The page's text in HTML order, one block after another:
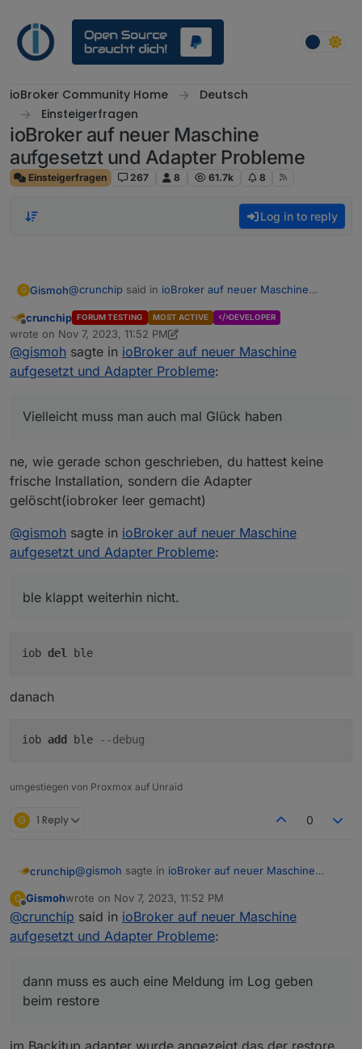
ioBroker Community Home
Deutsch
Einsteigerfragen
ioBroker auf neuer Maschine
aufgesetzt und Adapter Probleme
Einsteigerfragen 267 8 61.7k 8
Log in to reply
G Gismoh@crunchip said in ioBroker auf neuer Maschine
dann wärst du jetzt seit langem der Erste bei dem
es so klappt
zwar noch nicht mit gearbeitet, sieht aber auf dem
ersten Blick für mich ok aus.
Offline
crunchip FORUM TESTING MOST ACTIVE DEVELOPER
wrote on Nov 7, 2023, 11:52 PM
last edited by crunchip Nov 8, 2023, 12:53 AM
@gismoh sagte in ioBroker auf neuer Maschine
aufgesetzt und Adapter Probleme:
Vielleicht muss man auch mal Glück haben
ne, wie gerade schon geschrieben, du hattest keine
frische Installation, sondern die Adapter
gelöscht(iobroker leer gemacht)
@gismoh sagte in ioBroker auf neuer Maschine
aufgesetzt und Adapter Probleme:
ble klappt weiterhin nicht.
iob del ble
danach
iob add ble --debug
umgestiegen von Proxmox auf Unraid
G 1 Reply 0
crunchip@gismoh sagte in ioBroker auf neuer Maschine
Vis, siehe oben - hat geklappt.
@gismohsagte in ioBroker auf neuer Maschine
aufgesetzt und Adapter Probleme
G Gismohwrote on Nov 7, 2023, 11:52 PM
last edited by
@crunchip said in ioBroker auf neuer Maschine
aufgesetzt und Adapter Probleme:
dann muss es auch eine Meldung im Log geben
beim restore
im Backitup adapter wurde angezeigt das der restore